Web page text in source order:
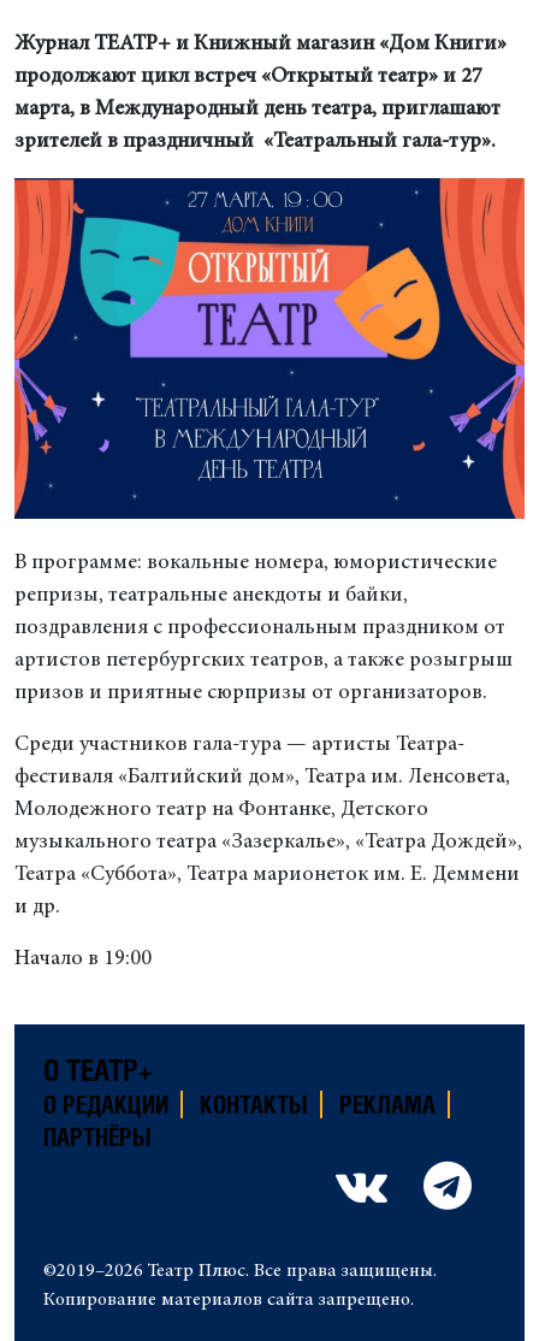
Журнал ТЕАТР+ и Книжный магазин «Дом Книги»
продолжают цикл встреч «Открытый театр» и 27
марта, в Международный день театра, приглашают
зрителей в праздничный «Театральный гала-тур».
В программе: вокальные номера, юмористические
репризы, театральные анекдоты и байки,
поздравления с профессиональным праздником от
артистов петербургских театров, а также розыгрыш
призов и приятные сюрпризы от организаторов.
Среди участников гала-тура — артисты Театра-
фестиваля «Балтийский дом», Театра им. Ленсовета,
Молодежного театр на Фонтанке, Детского
музыкального театра «Зазеркалье», «Театра Дождей»,
Театра «Суббота», Театра марионеток им. Е. Деммени
и др.
Начало в 19:00
О ТЕАТР+
О РЕДАКЦИИ КОНТАКТЫ
РЕКЛАМА
ПАРТНЁРЫ
©2019–2026 Театр Плюс. Все права защищены.
Копирование материалов сайта запрещено.